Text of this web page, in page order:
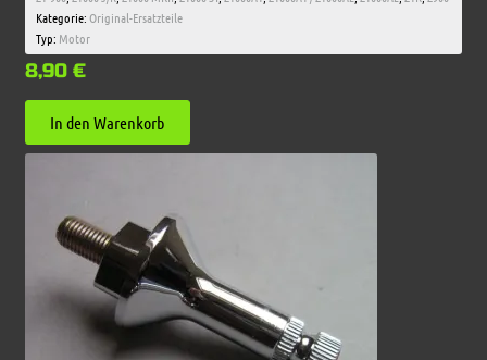
Kategorie:Original-Ersatzteile
Typ: Motor
8,90 €
In den Warenkorb